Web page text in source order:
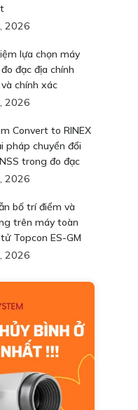
2026
lựa chọn máy
đạc địa chính
chính xác
2026
Convert to RINEX
pháp chuyển đổi
trong đo đạc
2026
bố trí điểm và
trên máy toàn
Topcon ES-GM
2026